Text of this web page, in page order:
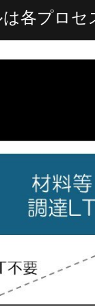
各プロ